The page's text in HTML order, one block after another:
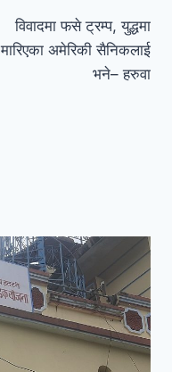
विवादमा फसे ट्रम्प, युद्धमा
मारिएका अमेरिकी सैनिकलाई
भने– हरुवा